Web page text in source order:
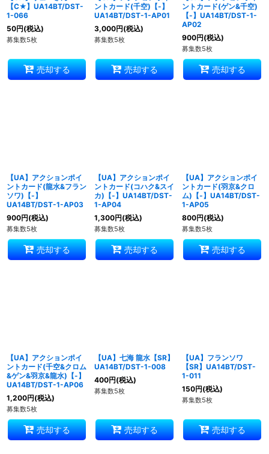
【C★】UA14BT/DST-
1-066
50円(税込)
募集数5枚
売却する
ントカード(千空)【-】
UA14BT/DST-1-AP01
3,000円(税込)
募集数5枚
売却する
ントカード(ゲン&千空)
【-】UA14BT/DST-1-
AP02
900円(税込)
募集数5枚
売却する
【UA】アクションポイ
ントカード(龍水&フラン
ソワ)【-】
UA14BT/DST-1-AP03
900円(税込)
募集数5枚
売却する
【UA】アクションポイ
ントカード(コハク&スイ
カ)【-】UA14BT/DST-
1-AP04
1,300円(税込)
募集数5枚
売却する
【UA】アクションポイ
ントカード(羽京&クロ
ム)【-】UA14BT/DST-
1-AP05
800円(税込)
募集数5枚
売却する
【UA】アクションポイ
ントカード(千空&クロム
&ゲン&羽京&龍水)【-】
UA14BT/DST-1-AP06
1,200円(税込)
募集数5枚
売却する
【UA】七海 龍水【SR】
UA14BT/DST-1-008
400円(税込)
募集数5枚
売却する
【UA】フランソワ
【SR】UA14BT/DST-
1-011
150円(税込)
募集数5枚
売却する